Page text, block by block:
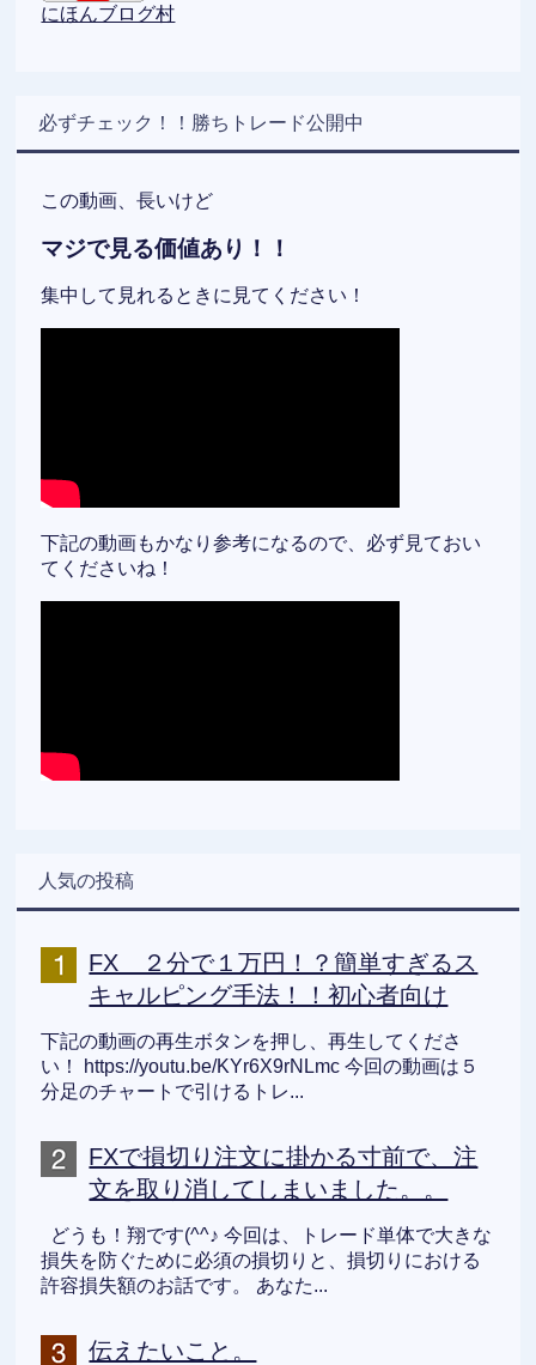
にほんブログ村
必ずチェック！！勝ちトレード公開中
この動画、長いけど
マジで見る価値あり！！
集中して見れるときに見てください！
下記の動画もかなり参考になるので、必ず見ておい
てくださいね！
人気の投稿
FX ２分で１万円！？簡単すぎるス
キャルピング手法！！初心者向け
下記の動画の再生ボタンを押し、再生してくださ
い！ https://youtu.be/KYr6X9rNLmc 今回の動画は５
分足のチャートで引けるトレ...
FXで損切り注文に掛かる寸前で、注
文を取り消してしまいました。。
どうも！翔です(^^♪ 今回は、トレード単体で大きな
損失を防ぐために必須の損切りと、損切りにおける
許容損失額のお話です。 あなた...
伝えたいこと。